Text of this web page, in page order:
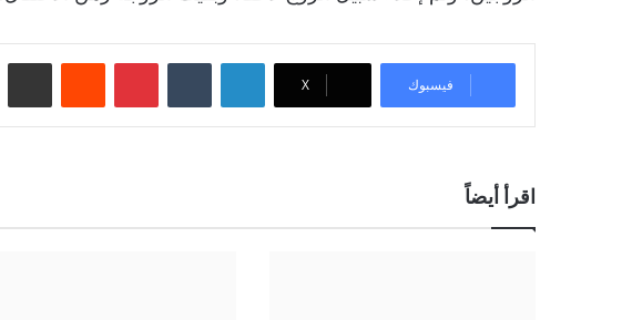
فيسبوك ‫X
لينكدإن بينتيريست
اقرأ أيضاً